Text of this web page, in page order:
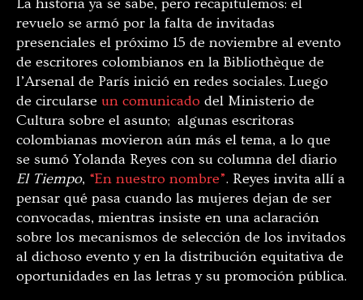
La historia ya se sabe, pero recapitulemos: el
revuelo se armó por la falta de invitadas
presenciales el próximo 15 de noviembre al evento
de escritores colombianos en la Bibliothèque de
l’Arsenal de París inició en redes sociales. Luego
de circularse un comunicado del Ministerio de
Cultura sobre el asunto; algunas escritoras
colombianas movieron aún más el tema, a lo que
se sumó Yolanda Reyes con su columna del diario
El Tiempo, “En nuestro nombre”. Reyes invita allí a
pensar qué pasa cuando las mujeres dejan de ser
convocadas, mientras insiste en una aclaración
sobre los mecanismos de selección de los invitados
al dichoso evento y en la distribución equitativa de
oportunidades en las letras y su promoción pública.